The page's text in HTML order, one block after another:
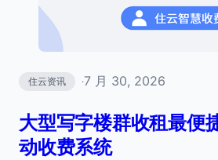
住云资讯 ·7 月 30, 2026
大型写字楼群收租最便
动收费系统